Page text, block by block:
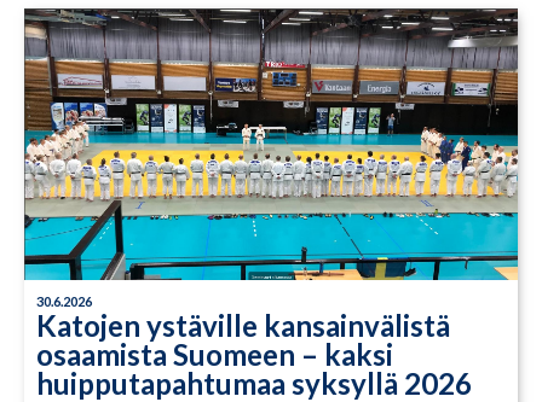
30.6.2026
Katojen ystäville kansainvälistä
osaamista Suomeen – kaksi
huipputapahtumaa syksyllä 2026